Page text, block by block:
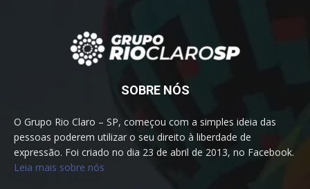
SOBRE NÓS
O Grupo Rio Claro – SP, começou com a simples ideia das
pessoas poderem utilizar o seu direito à liberdade de
expressão. Foi criado no dia 23 de abril de 2013, no Facebook.
Leia mais sobre nós